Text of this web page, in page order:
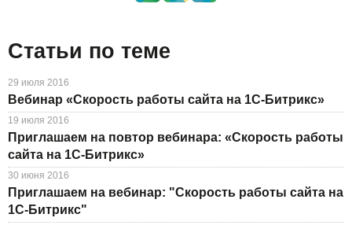
Статьи по теме
29 июля 2016
Вебинар «Скорость работы сайта на 1С-Битрикс»
19 июля 2016
Приглашаем на повтор вебинара: «Скорость работы
сайта на 1С-Битрикс»
30 июня 2016
Приглашаем на вебинар: "Скорость работы сайта на
1С-Битрикс"